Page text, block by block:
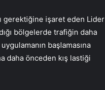
gerektiğine işaret eden Lider
bölgelerde trafiğin daha
başlamasına
daha önceden kış lastiği